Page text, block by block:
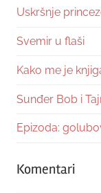
Uskršnje
Svemir u flaši
Kako me je
Sunđer Bob i
Epizoda:
Komentari